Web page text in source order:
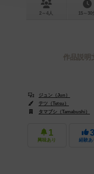
2～4人 15～30
作品説明
ジュン（Jun）
テツ（Tetsu）
タマブシ（Tamabushi）
1
興味あり
3
経験あ